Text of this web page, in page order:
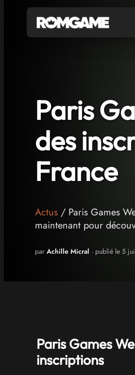
Paris
des
France
Actus / Paris Games
maintenant pour
par Achille Micral · publié le 5
Paris Games
inscriptions